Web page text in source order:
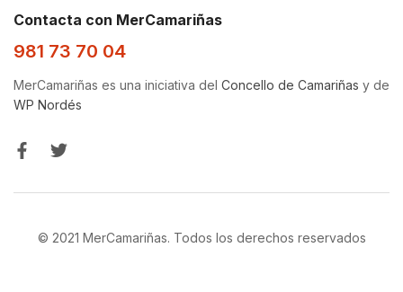
Contacta con MerCamariñas
981 73 70 04
MerCamariñas es una iniciativa del Concello de Camariñas y de
WP Nordés
© 2021 MerCamariñas. Todos los derechos reservados